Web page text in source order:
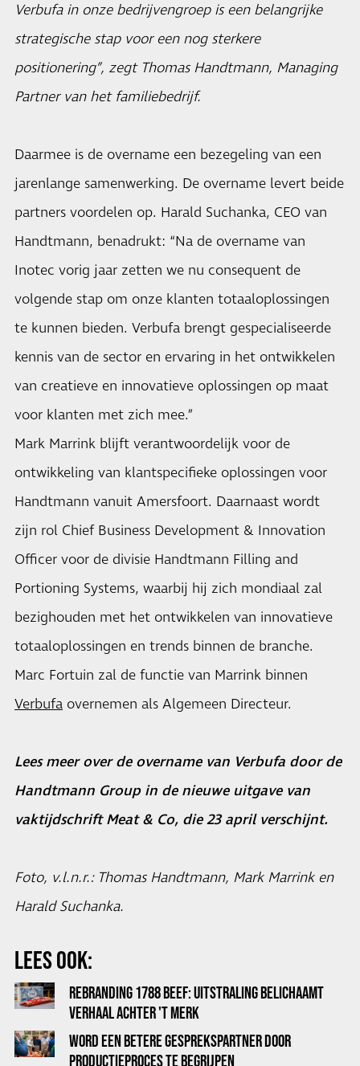
Verbufa in onze bedrijvengroep is een belangrijke
strategische stap voor een nog sterkere
positionering”, zegt Thomas Handtmann, Managing
Partner van het familiebedrijf.
Daarmee is de overname een bezegeling van een
jarenlange samenwerking. De overname levert beide
partners voordelen op. Harald Suchanka, CEO van
Handtmann, benadrukt: “Na de overname van
Inotec vorig jaar zetten we nu consequent de
volgende stap om onze klanten totaaloplossingen
te kunnen bieden. Verbufa brengt gespecialiseerde
kennis van de sector en ervaring in het ontwikkelen
van creatieve en innovatieve oplossingen op maat
voor klanten met zich mee.”
Mark Marrink blijft verantwoordelijk voor de
ontwikkeling van klantspecifieke oplossingen voor
Handtmann vanuit Amersfoort. Daarnaast wordt
zijn rol Chief Business Development & Innovation
Officer voor de divisie Handtmann Filling and
Portioning Systems, waarbij hij zich mondiaal zal
bezighouden met het ontwikkelen van innovatieve
totaaloplossingen en trends binnen de branche.
Marc Fortuin zal de functie van Marrink binnen
Verbufa overnemen als Algemeen Directeur.
Lees meer over de overname van Verbufa door de
Handtmann Group in de nieuwe uitgave van
vaktijdschrift Meat & Co, die 23 april verschijnt.
Foto, v.l.n.r.: Thomas Handtmann, Mark Marrink en
Harald Suchanka.
LEES OOK:
REBRANDING 1788 BEEF: UITSTRALING BELICHAAMT
VERHAAL ACHTER 'T MERK
WORD EEN BETERE GESPREKSPARTNER DOOR
PRODUCTIEPROCES TE BEGRIJPEN